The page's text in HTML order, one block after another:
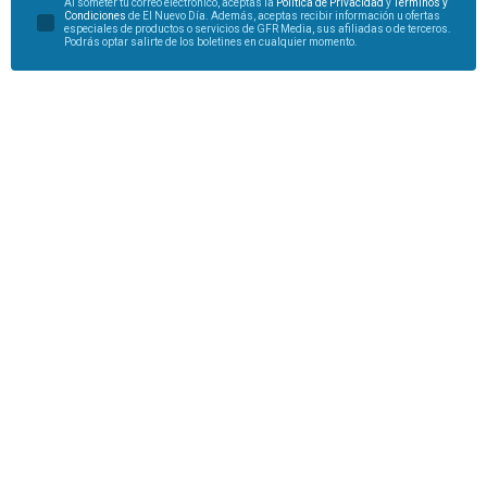
Al someter tu correo electrónico, aceptas la Política de Privacidad yTérminos y
Condiciones de El Nuevo Día. Además, aceptas recibir información u ofertas
especiales de productos o servicios de GFR Media, sus afiliadas o de terceros.
Podrás optar salirte de los boletines en cualquier momento.